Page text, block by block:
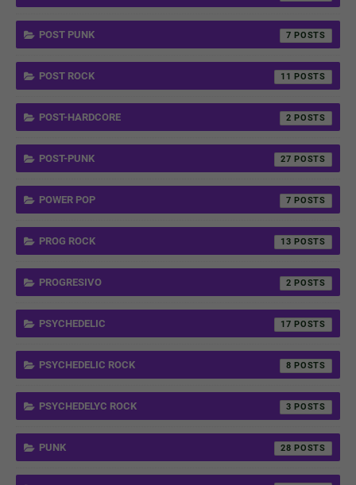
POST PUNK 7
POST ROCK 11
POST-HARDCORE 2
POST-PUNK 27
POWER POP 7
PROG ROCK 13
PROGRESIVO 2
PSYCHEDELIC 17
PSYCHEDELIC ROCK 8
PSYCHEDELYC ROCK 3
PUNK 28